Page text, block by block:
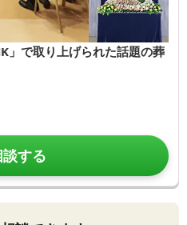
」で取り上げられた話題の葬
する